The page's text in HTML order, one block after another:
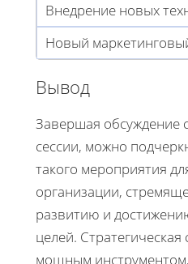
Внедрение новых
Новый
Вывод
Завершая обсуждение
сессии, можно
такого мероприятия
организации,
развитию и
целей. Стратегическая
мощным